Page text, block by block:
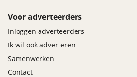
Voor adverteerders
Inloggen adverteerders
Ik wil ook adverteren
Samenwerken
Contact